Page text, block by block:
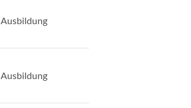
Ausbildung
Ausbildung